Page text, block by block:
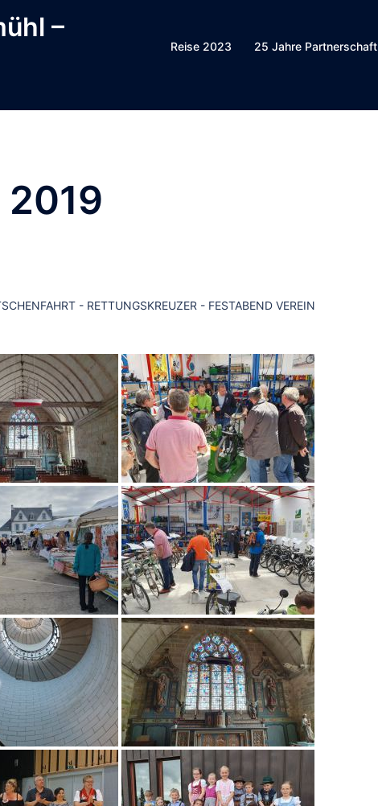
–
Reise 2023 25 Jahre Partnerschaft
2019
- RETTUNGSKREUZER - FESTABEND VEREIN